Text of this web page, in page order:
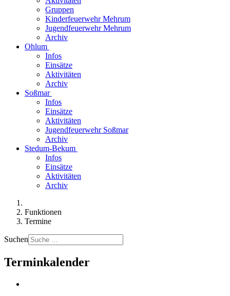
Gruppen
Kinderfeuerwehr Mehrum
Jugendfeuerwehr Mehrum
Archiv
Ohlum
Infos
Einsätze
Aktivitäten
Archiv
Soßmar
Infos
Einsätze
Aktivitäten
Jugendfeuerwehr Soßmar
Archiv
Stedum-Bekum
Infos
Einsätze
Aktivitäten
Archiv
Funktionen
Termine
Suchen
Terminkalender